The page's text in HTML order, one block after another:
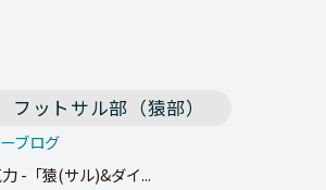
フットサル部（猿部）
ブログ
-「猿(サル)&ダイ...